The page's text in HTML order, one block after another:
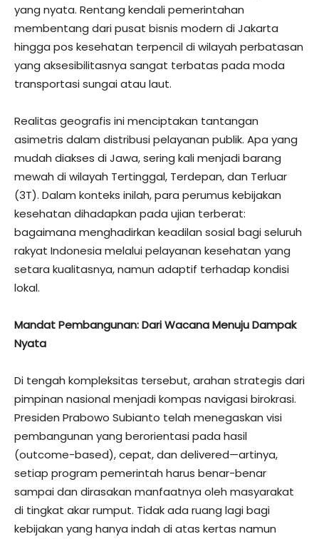
yang nyata. Rentang kendali pemerintahan
membentang dari pusat bisnis modern di Jakarta
hingga pos kesehatan terpencil di wilayah perbatasan
yang aksesibilitasnya sangat terbatas pada moda
transportasi sungai atau laut.
​Realitas geografis ini menciptakan tantangan
asimetris dalam distribusi pelayanan publik. Apa yang
mudah diakses di Jawa, sering kali menjadi barang
mewah di wilayah Tertinggal, Terdepan, dan Terluar
(3T). Dalam konteks inilah, para perumus kebijakan
kesehatan dihadapkan pada ujian terberat:
bagaimana menghadirkan keadilan sosial bagi seluruh
rakyat Indonesia melalui pelayanan kesehatan yang
setara kualitasnya, namun adaptif terhadap kondisi
lokal.
​Mandat Pembangunan: Dari Wacana Menuju Dampak
Nyata
Di tengah kompleksitas tersebut, arahan strategis dari
pimpinan nasional menjadi kompas navigasi birokrasi.
Presiden Prabowo Subianto telah menegaskan visi
pembangunan yang berorientasi pada hasil
(outcome-based), cepat, dan delivered—artinya,
setiap program pemerintah harus benar-benar
sampai dan dirasakan manfaatnya oleh masyarakat
di tingkat akar rumput. Tidak ada ruang lagi bagi
kebijakan yang hanya indah di atas kertas namun